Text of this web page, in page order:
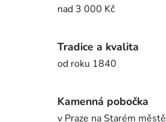
nad 3 000 Kč
Tradice a kvalita
od roku 1840
Kamenná pobočka
v Praze na Starém městě